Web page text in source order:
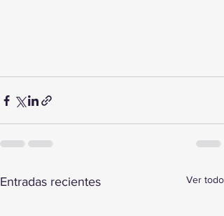
Entradas recientes Ver todo